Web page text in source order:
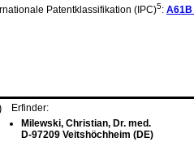
Patentklassifikation (IPC)5: A61B
Erfinder:
Milewski, Christian, Dr. med.
D-97209 Veitshöchheim (DE)